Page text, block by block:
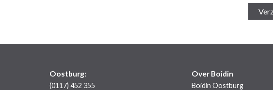
Oostburg:
(0117) 452 355
Over Boidin
Boidin Oostburg